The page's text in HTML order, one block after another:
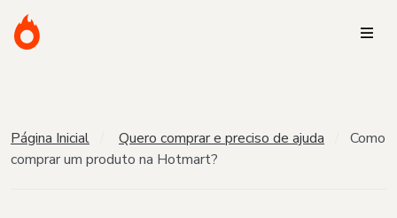
Página Inicial Quero comprar e preciso de ajuda
Como
comprar um produto na Hotmart?